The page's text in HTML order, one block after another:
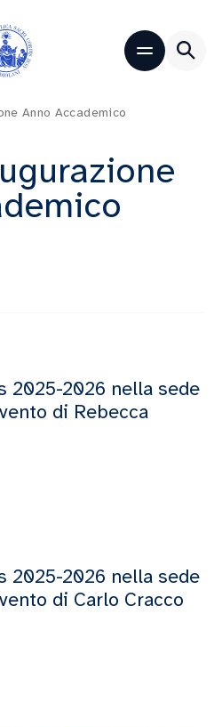
Anno Accademico
2025-2026 nella sede
di Rebecca
2025-2026 nella sede
di Carlo Cracco